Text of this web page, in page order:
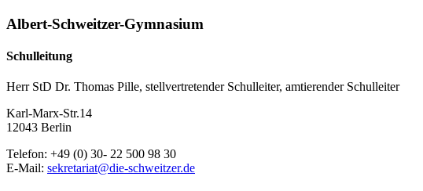
Albert-Schweitzer-Gymnasium
Schulleitung
Herr StD Dr. Thomas Pille, stellvertretender Schulleiter, amtierender Schulleiter
Karl-Marx-Str.14
12043 Berlin
Telefon: +49 (0) 30- 22 500 98 30
E-Mail: sekretariat@die-schweitzer.de